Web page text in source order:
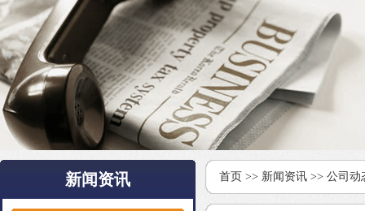
新闻资讯 首页 >> 新闻资讯 >> 公司动